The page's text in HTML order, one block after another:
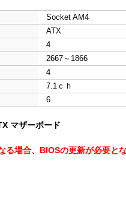
Socket AM4
ATX
4
2667～1866
4
7.1ｃｈ
6
マザーボード
場合、BIOSの更新が必要とな